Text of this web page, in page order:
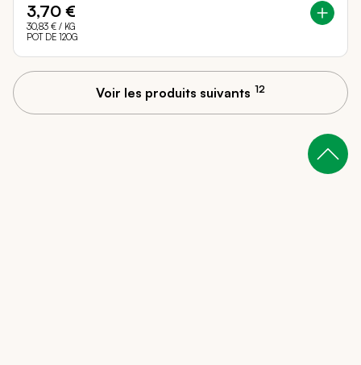
3,70 €
30,83 € / KG
POT DE 120G
Voir les produits suivants 12